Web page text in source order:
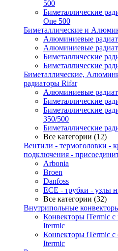
500
Биметаллические
One 500
Биметаллические и
Алюминиевые
Алюминиевые
Биметаллические
Биметаллические
Биметаллические,
радиаторы Rifar
Алюминиевые
Биметаллические
Биметаллические
350/500
Биметаллические
Все категории (12)
Вентили - термоголовки -
подключения -
Arbonia
Broen
Danfoss
ECE - трубки - узлы
Все категории (32)
Внутрипольные
Конвекторы iTermic c
Itermic
Конвекторы iTermic с
Itermic